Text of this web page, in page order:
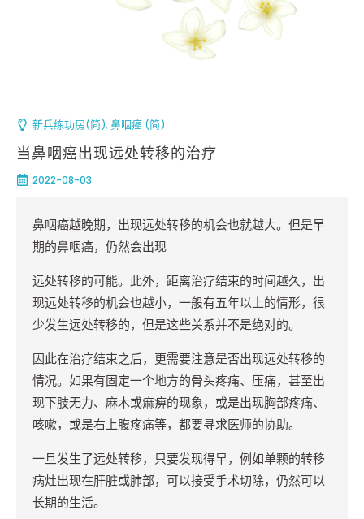
新兵练功房(简), 鼻咽癌 (简)
当鼻咽癌出现远处转移的治疗
2022-08-03
鼻咽癌越晚期，出现远处转移的机会也就越大。但是早
期的鼻咽癌，仍然会出现
远处转移的可能。此外，距离治疗结束的时间越久，出
现远处转移的机会也越小，一般有五年以上的情形，很
少发生远处转移的，但是这些关系并不是绝对的。
因此在治疗结束之后，更需要注意是否出现远处转移的
情况。如果有固定一个地方的骨头疼痛、压痛，甚至出
现下肢无力、麻木或痲痹的现象，或是出现胸部疼痛、
咳嗽，或是右上腹疼痛等，都要寻求医师的协助。
一旦发生了远处转移，只要发现得早，例如单颗的转移
病灶出现在肝脏或肺部，可以接受手术切除，仍然可以
长期的生活。